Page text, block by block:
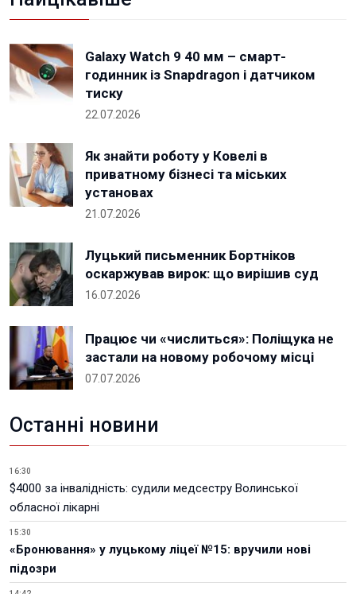
Galaxy Watch 9 40 мм – смарт-
годинник із Snapdragon і датчиком
тиску
22.07.2026
Як знайти роботу у Ковелі в
приватному бізнесі та міських
установах
21.07.2026
Луцький письменник Бортніков
оскаржував вирок: що вирішив суд
16.07.2026
Працює чи «числиться»: Поліщука не
застали на новому робочому місці
07.07.2026
Останні новини
16:30
$4000 за інвалідність: судили медсестру Волинської
обласної лікарні
15:30
«Бронювання» у луцькому ліцеї №15: вручили нові
підозри